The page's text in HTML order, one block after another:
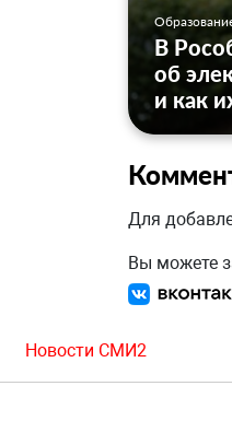
В
об
и как
Для
Вы можете
Новости СМИ2